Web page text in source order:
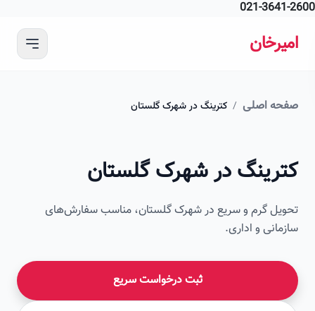
021-
اصلی / کترینگ در شهرک گلستان
در شهرک گلستان
گرم و سریع در شهرک گلستان، مناسب سفارش‌های
و اداری.
ثبت درخواست سریع
تصویر این صفحه به زودی اضافه می‌شود